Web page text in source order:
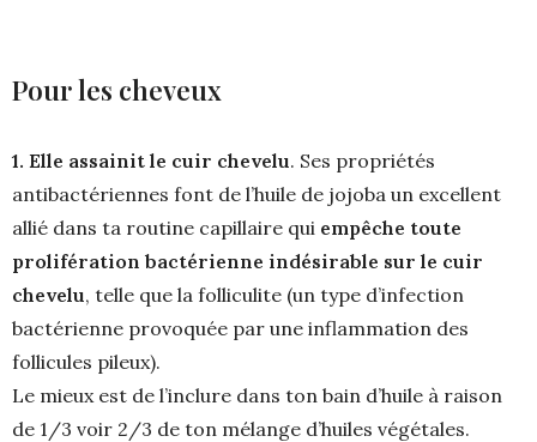
Pour les cheveux
1. Elle assainit le cuir chevelu. Ses propriétés
antibactériennes font de l’huile de jojoba un excellent
allié dans ta routine capillaire qui empêche toute
prolifération bactérienne indésirable sur le cuir
chevelu, telle que la folliculite (un type d’infection
bactérienne provoquée par une inflammation des
follicules pileux).
Le mieux est de l’inclure dans ton bain d’huile à raison
de 1/3 voir 2/3 de ton mélange d’huiles végétales.